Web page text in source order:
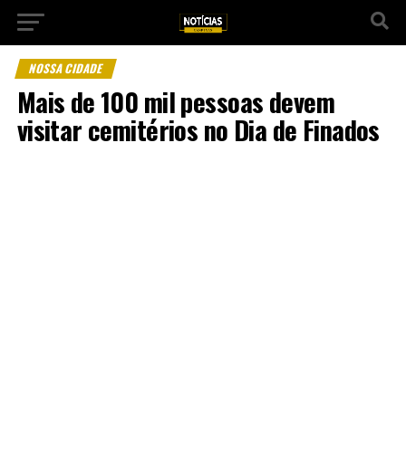
NOSSA CIDADE
Mais de 100 mil pessoas devem
visitar cemitérios no Dia de Finados